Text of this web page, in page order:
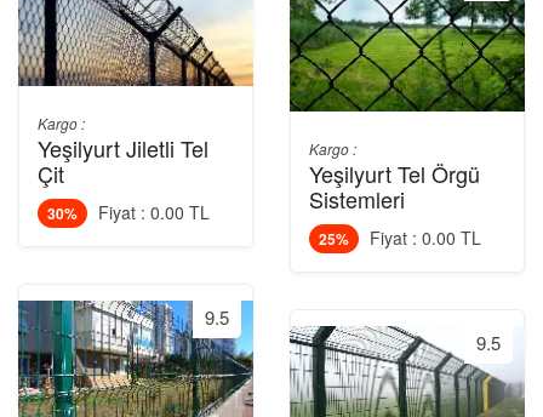
Kargo :
Yeşilyurt Jiletli Tel
Çit
30% Fiyat : 0.00 TL
9.5
Kargo :
Yeşilyurt Tel Örgü
Sistemleri
25% Fiyat : 0.00 TL
9.5